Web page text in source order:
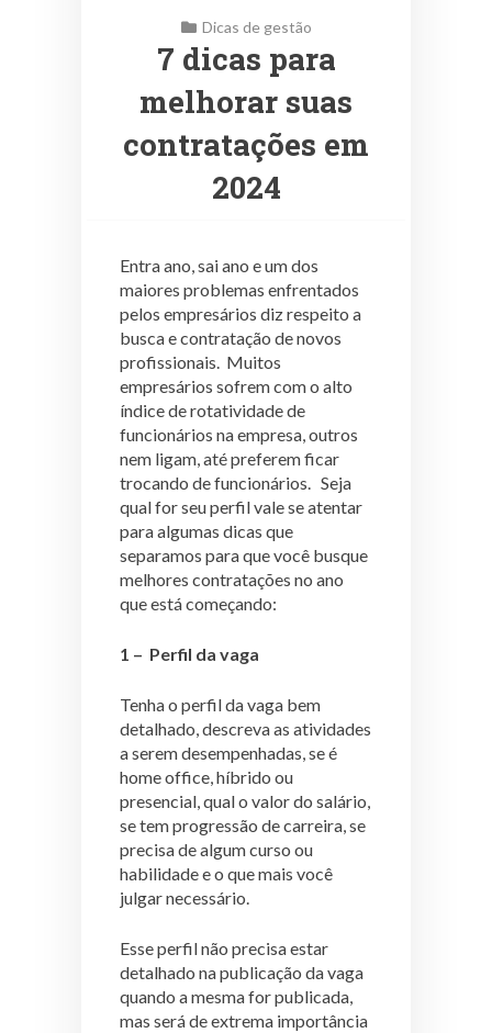
Dicas de gestão
7 dicas para
melhorar suas
contratações em
2024
Entra ano, sai ano e um dos
maiores problemas enfrentados
pelos empresários diz respeito a
busca e contratação de novos
profissionais. Muitos
empresários sofrem com o alto
índice de rotatividade de
funcionários na empresa, outros
nem ligam, até preferem ficar
trocando de funcionários. Seja
qual for seu perfil vale se atentar
para algumas dicas que
separamos para que você busque
melhores contratações no ano
que está começando:
1 – Perfil da vaga
Tenha o perfil da vaga bem
detalhado, descreva as atividades
a serem desempenhadas, se é
home office, híbrido ou
presencial, qual o valor do salário,
se tem progressão de carreira, se
precisa de algum curso ou
habilidade e o que mais você
julgar necessário.
Esse perfil não precisa estar
detalhado na publicação da vaga
quando a mesma for publicada,
mas será de extrema importância